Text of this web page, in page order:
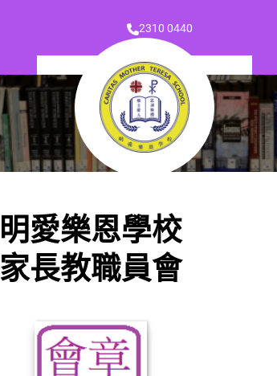
2310 0440
明愛樂恩學校
家長教職員會